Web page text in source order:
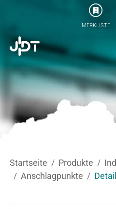
0
MERKLISTE
Startseite Produkte
Anschlagpunkte